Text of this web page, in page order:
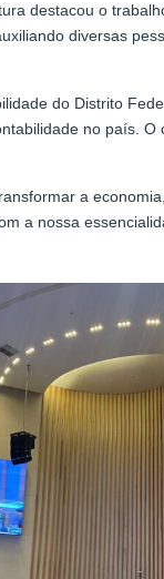
destacou o
diversas
do Distrito
no país.
a
a nossa